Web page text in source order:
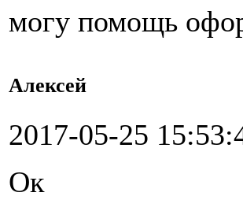
могу помощь
Алексей
2017-05-25
Ок